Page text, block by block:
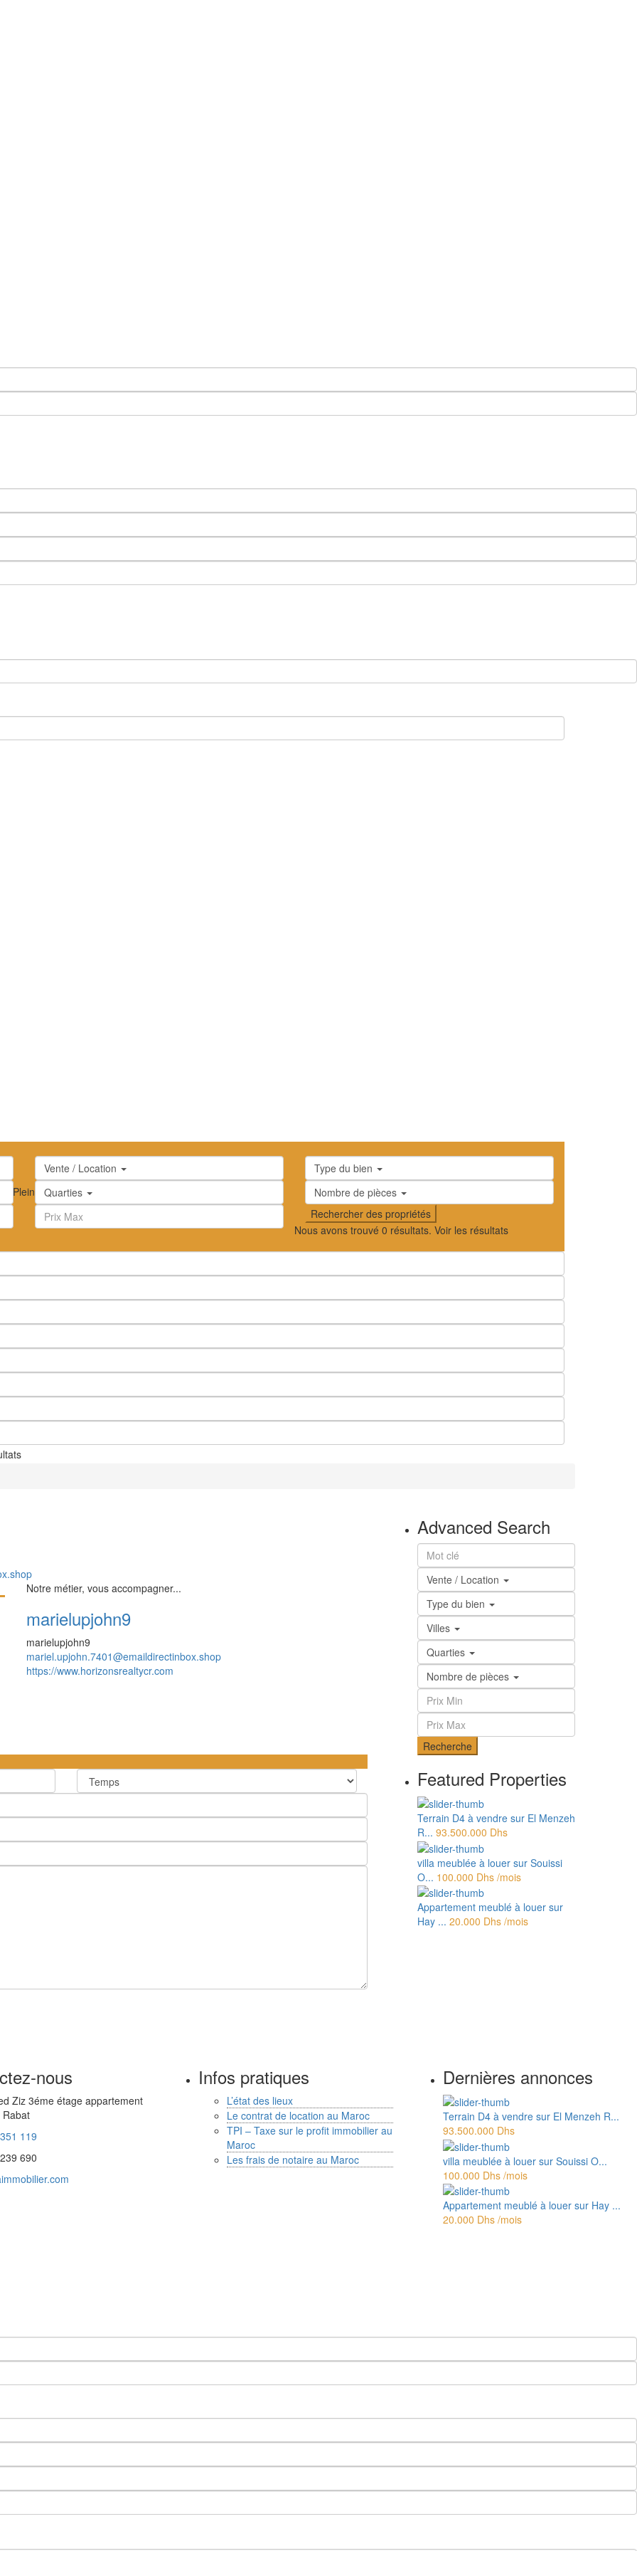
Plein écran Prev Prochain
Vente / Location
Type du bien
Quarties Nombre de pièces
Nous avons trouvé 0 résultats. Voir les résultats
Notre métier, vous accompagner...
marielupjohn9
marielupjohn9
mariel.upjohn.7401@emaildirectinbox.shop
https://www.horizonsrealtycr.com
Advanced Search
Vente / Location
Type du bien
Villes
Quarties
Nombre de pièces
Recherche
Featured Properties
Terrain D4 à vendre sur El Menzeh
R... 93.500.000 Dhs
villa meublée à louer sur Souissi
O... 100.000 Dhs /mois
Appartement meublé à louer sur
Hay ... 20.000 Dhs /mois
nous
Ziz 3éme étage appartement
Rabat
119
690
Infos pratiques
L’état des lieux
Le contrat de location au Maroc
TPI – Taxe sur le profit immobilier au
Maroc
Les frais de notaire au Maroc
Dernières annonces
Terrain D4 à vendre sur El Menzeh R...
93.500.000 Dhs
villa meublée à louer sur Souissi O...
100.000 Dhs /mois
Appartement meublé à louer sur Hay ...
20.000 Dhs /mois